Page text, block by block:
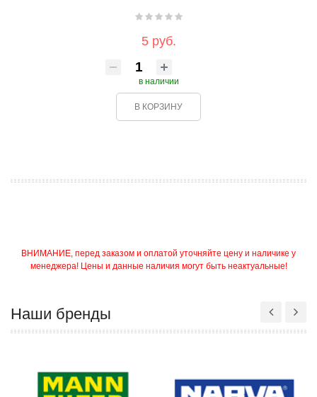
5 руб.
в наличии
В КОРЗИНУ
ВНИМАНИЕ, перед заказом и оплатой уточняйте цену и наличике у
менеджера! Цены и данные наличия могут быть неактуальные!
Наши бренды